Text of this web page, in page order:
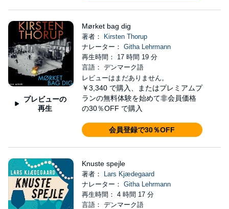
プレビューの
再生
Mørket bag dig
著者：
Kirsten Thorup
ナレーター： Githa Lehrmann
再生時間： 17 時間 19 分
言語： デンマーク語
レビューはまだありません。
￥3,340 で購入、またはプレミアムプ
ランの無料体験を始めて非会員価格
の30％OFF で購入
会員登録で30％OFF
Knuste spejle
著者：
Lars Kjædegaard
ナレーター： Githa Lehrmann
再生時間： 4 時間 17 分
言語： デンマーク語